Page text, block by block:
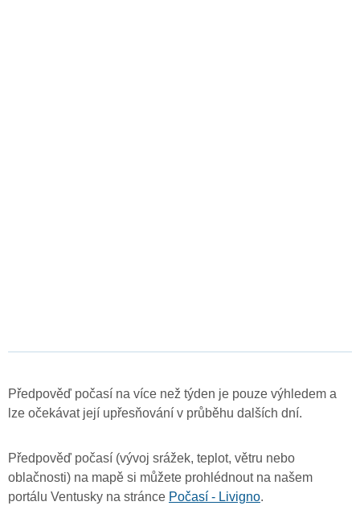
Předpověď počasí na více než týden je pouze výhledem a
lze očekávat její upřesňování v průběhu dalších dní.
Předpověď počasí (vývoj srážek, teplot, větru nebo
oblačnosti) na mapě si můžete prohlédnout na našem
portálu Ventusky na stránce Počasí - Livigno.